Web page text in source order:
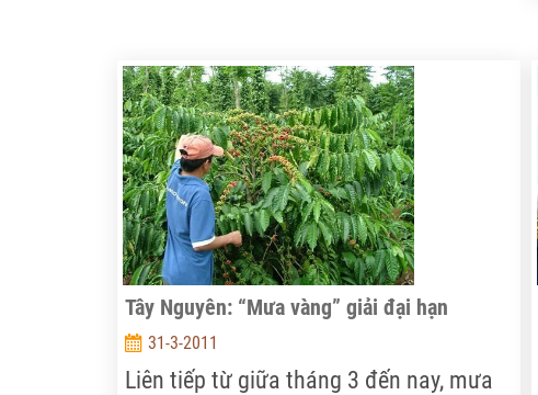
chúng tôi đi qua. Trên bến, dưới thuyền,
nhiều ngư phủ đang lục tục tháo gỡ ngư
cụ...
Tây Nguyên: “Mưa vàng” giải đại hạn
31-3-2011
Liên tiếp từ giữa tháng 3 đến nay, mưa